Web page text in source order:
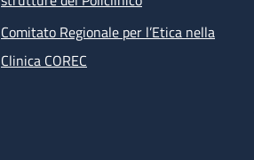
Comitato Regionale per l’Etica nella
Clinica COREC